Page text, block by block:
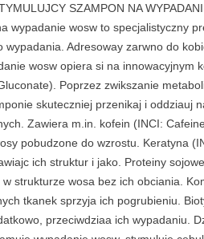
C
O
S
M
E
T
I
C
S
C
A
P
SZAMPON NA
wypadanie wosw to specjalistyczny
Adresoway zarwno do
wosw opiera si na innowacyjnym
Poprzez zwikszanie
skuteczniej przenikaj i oddziauj
Zawiera m.in. kofein (INCI:
pobudzone do wzrostu. Keratyna
ich struktur i jako. Proteiny
strukturze wosa bez ich obciania.
tkanek sprzyja ich pogrubieniu.
przeciwdziaa ich wypadaniu.